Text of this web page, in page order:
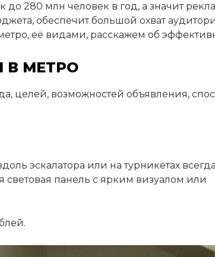
280 млн человек в год, а значит
обеспечит большой охват
её видами, расскажем об
В МЕТРО
целей, возможностей объявления,
эскалатора или на турникетах
панель с ярким визуалом или